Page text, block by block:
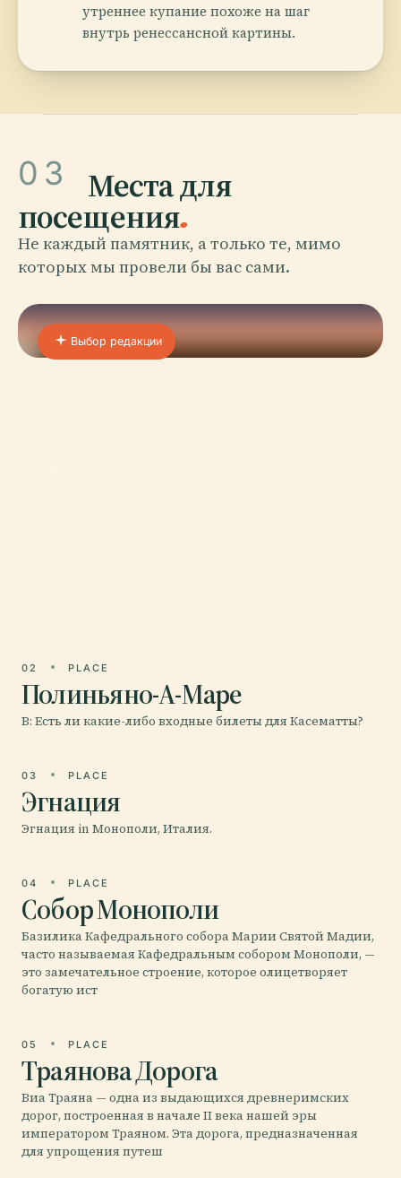
утреннее купание похоже на шаг
внутрь ренессансной картины.
03 Места для
посещения.
Не каждый памятник, а только те, мимо
которых мы провели бы вас сами.
Выбор редакции
02 PLACE
Полиньяно-А-Маре
В: Есть ли какие-либо входные билеты для Касематты?
03 PLACE
Эгнация
Эгнация in Монополи, Италия.
04 PLACE
Собор Монополи
Базилика Кафедрального собора Марии Святой Мадии,
часто называемая Кафедральным собором Монополи, —
это замечательное строение, которое олицетворяет
богатую ист
05 PLACE
Траянова Дорога
Виа Траяна — одна из выдающихся древнеримских
дорог, построенная в начале II века нашей эры
императором Траяном. Эта дорога, предназначенная
для упрощения путеш